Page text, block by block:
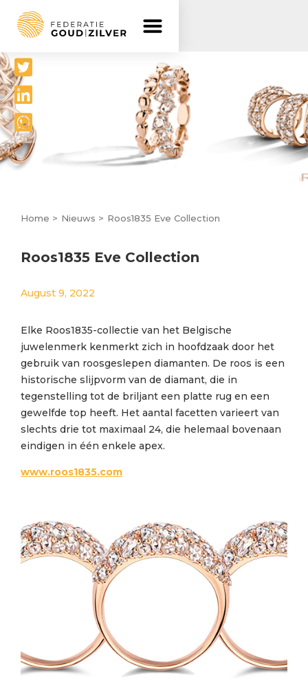
Delen




Home > Nieuws > Roos1835 Eve Collection
Roos1835 Eve Collection
August 9, 2022
Elke Roos1835-collectie van het Belgische
juwelenmerk kenmerkt zich in hoofdzaak door het
gebruik van roosgeslepen diamanten. De roos is een
historische slijpvorm van de diamant, die in
tegenstelling tot de briljant een platte rug en een
gewelfde top heeft. Het aantal facetten varieert van
slechts drie tot maximaal 24, die helemaal bovenaan
eindigen in één enkele apex.
www.roos1835.com